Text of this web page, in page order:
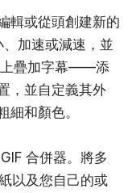
輯或從頭創建新的
加速或減速，並
上疊加字幕——添
，並自定義其外
細和顏色。
合併器。將多
以及您自己的或